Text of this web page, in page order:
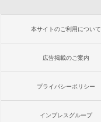
本サイトのご利用について
広告掲載のご案内
プライバシーポリシー
インプレスグループ